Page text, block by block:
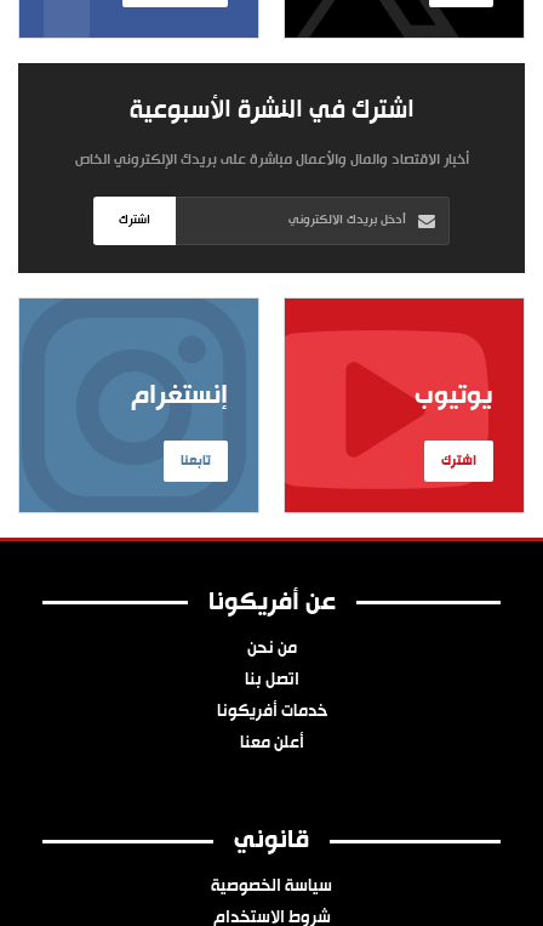
اشترك في النشرة الأسبوعية
أخبار الاقتصاد والمال والأعمال مباشرة على بريدك الإلكتروني الخاص
اشترك
إنستغرام
تابعنا
يوتيوب
اشترك
عن أفريكونا
من نحن
اتصل بنا
خدمات أفريكونا
أعلن معنا
قانوني
سياسة الخصوصية
شروط الاستخدام